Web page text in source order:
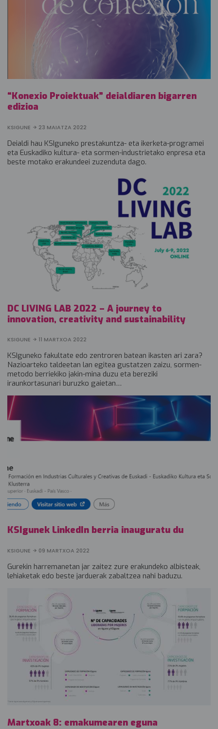
“Konexio Proiektuak” deialdiaren bigarren
edizioa
KSIGUNE 23 MAIATZA 2022
Deialdi hau KSIguneko prestakuntza- eta ikerketa-programei
eta Euskadiko kultura- eta sormen-industrietako enpresa eta
beste motako erakundeei zuzenduta dago.
DC LIVING LAB 2022 – A journey to
innovation, creativity and sustainability
KSIGUNE 11 MARTXOA 2022
KSIguneko fakultate edo zentroren batean ikasten ari zara?
Nazioarteko taldeetan lan egitea gustatzen zaizu, sormen-
metodo berriekiko jakin-mina duzu eta bereziki
iraunkortasunari buruzko gaietan…
KSIgunek LinkedIn berria inauguratu du
KSIGUNE 09 MARTXOA 2022
Gurekin harremanetan jar zaitez zure erakundeko albisteak,
lehiaketak edo beste jarduerak zabaltzea nahi baduzu.
Martxoak 8: emakumearen eguna